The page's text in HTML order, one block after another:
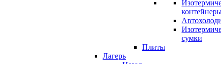
сумки
Плиты
Лагерь